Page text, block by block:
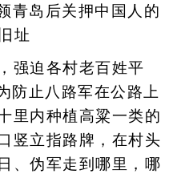
岛后关押中国人的
址
迫各村老百姓平
防止八路军在公路上
里内种植高粱一类的
竖立指路牌，在村头
、伪军走到哪里，哪